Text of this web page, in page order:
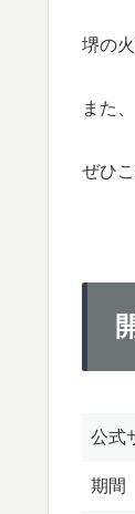
堺の
また
ぜひ
公式
期間